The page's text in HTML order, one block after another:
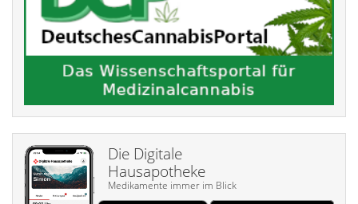
Die Digitale
Hausapotheke
Medikamente immer im Blick